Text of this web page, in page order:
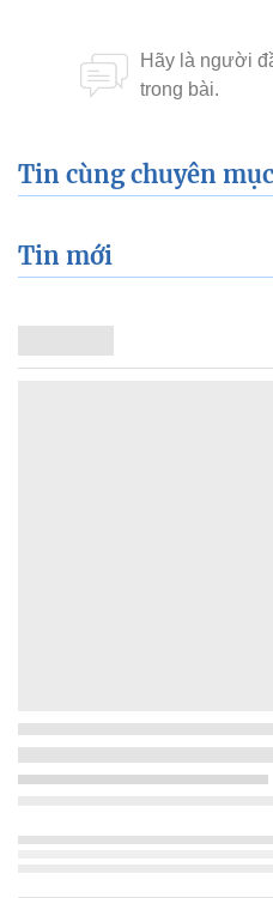
Tin cùng chuyên mục
Tin mới